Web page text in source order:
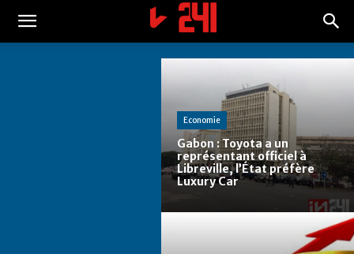
Economie
Gabon : Toyota a un
représentant officiel à
Libreville, l’État préfère
Luxury Car